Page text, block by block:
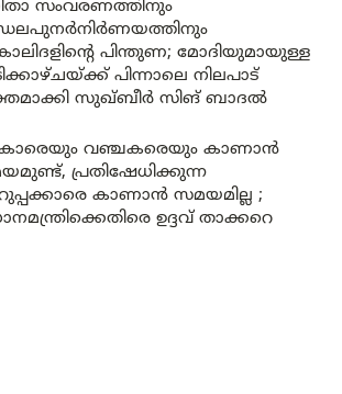
സംവരണത്തിനും
പിന്തുണ; മോദിയുമായുള്ള
പിന്നാലെ നിലപാട്
സുഖ്ബീർ സിങ് ബാദൽ
വഞ്ചകരെയും കാണാൻ
പ്രതിഷേധിക്കുന്ന
കാണാൻ സമയമില്ല ;
ഉദ്ദവ് താക്കറെ